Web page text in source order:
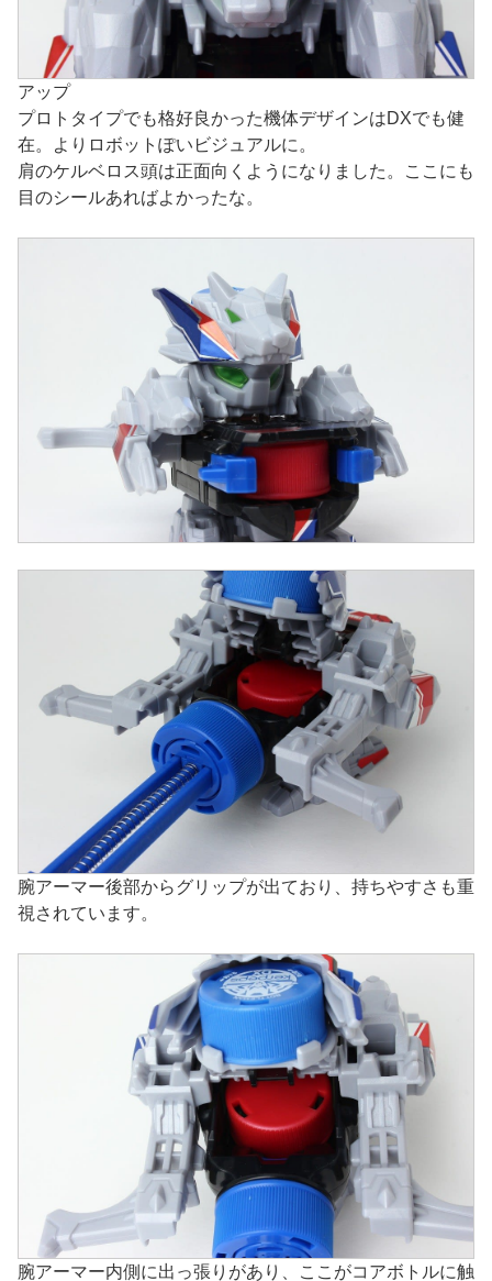
アップ
プロトタイプでも格好良かった機体デザインはDXでも健
在。よりロボットぽいビジュアルに。
肩のケルベロス頭は正面向くようになりました。ここにも
目のシールあればよかったな。
腕アーマー後部からグリップが出ており、持ちやすさも重
視されています。
腕アーマー内側に出っ張りがあり、ここがコアボトルに触